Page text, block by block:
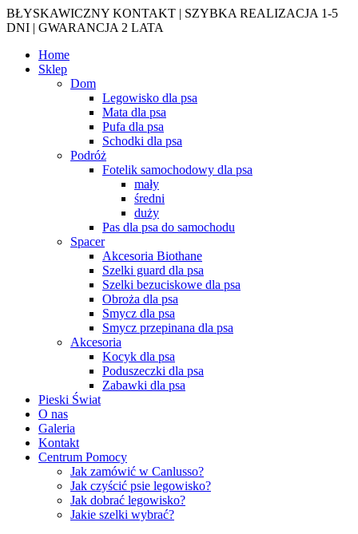
BŁYSKAWICZNY KONTAKT | SZYBKA REALIZACJA 1-5
DNI | GWARANCJA 2 LATA
Home
Sklep
Dom
Legowisko dla psa
Mata dla psa
Pufa dla psa
Schodki dla psa
Podróż
Fotelik samochodowy dla psa
mały
średni
duży
Pas dla psa do samochodu
Spacer
Akcesoria Biothane
Szelki guard dla psa
Szelki bezuciskowe dla psa
Obroża dla psa
Smycz dla psa
Smycz przepinana dla psa
Akcesoria
Kocyk dla psa
Poduszeczki dla psa
Zabawki dla psa
Pieski Świat
O nas
Galeria
Kontakt
Centrum Pomocy
Jak zamówić w Canlusso?
Jak czyścić psie legowisko?
Jak dobrać legowisko?
Jakie szelki wybrać?